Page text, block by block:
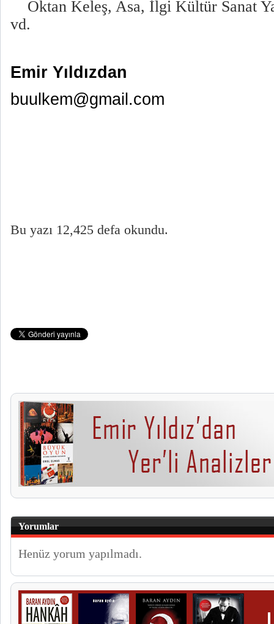
Oktan Keleş, Asa, İlgi Kültür Sanat
vd.
Emir Yıldızdan
buulkem@gmail.com
Bu yazı 12,425 defa okundu.
Yorumlar
Henüz yorum yapılmadı.